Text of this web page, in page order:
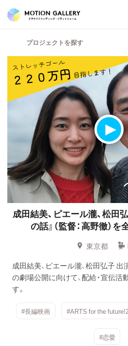
プロジェクトを探す
成田結美、ピエール瀧、松田
の話』（監督：高野徹）を
東京都
成田結美、ピエール瀧、松田弘子 出
の劇場公開に向けて、配給・宣伝活
す。
#長編映画 #ARTS for the
#恋愛